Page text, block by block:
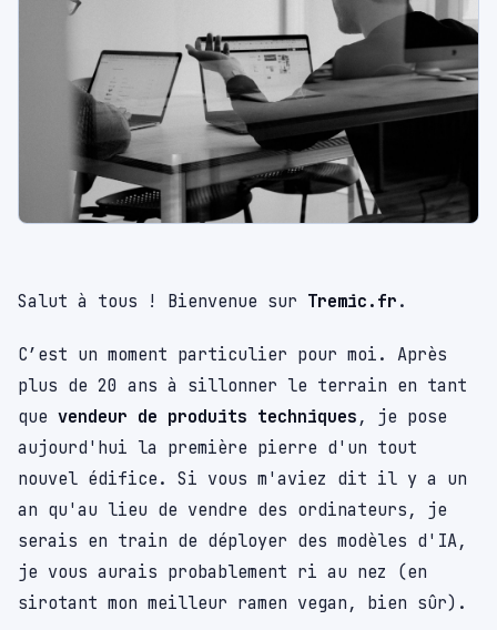
Salut à tous ! Bienvenue sur Tremic.fr.
C’est un moment particulier pour moi. Après
plus de 20 ans à sillonner le terrain en tant
que vendeur de produits techniques, je pose
aujourd'hui la première pierre d'un tout
nouvel édifice. Si vous m'aviez dit il y a un
an qu'au lieu de vendre des ordinateurs, je
serais en train de déployer des modèles d'IA,
je vous aurais probablement ri au nez (en
sirotant mon meilleur ramen vegan, bien sûr).